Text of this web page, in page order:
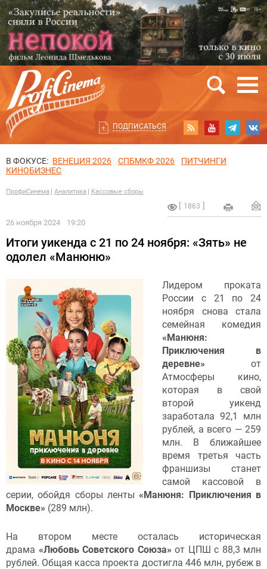
ПОДПИСАТЬСЯ
В ФОКУСЕ: ВЕНЕЦИЯ 2026 СПБМКФ 2026
ПИТЧИНГИ
КИНОБИЗНЕС
ПрофиСинема Аналитика Кассовые сборы
1863
26 ноября 2024 19:20
Итоги уикенда с 21 по 24 ноября: «Зять» не
одолел «Манюню»
Лидером проката
России с 21 по 24
ноября снова стала
семейная комедия
«Манюня:
Приключения в
деревне» от
Атмосферы кино,
которая в свой
второй уикенд
заработала 92,1 млн
рублей, а всего — 259
млн. В ближайшее
время третья часть
франшизы станет
самой кассовой в
серии, обойдя сборы ленты«Манюня: Приключения в
Москве» (289 млн).
На втором месте осталась историческая
драма «Любовь Советского Союза» от ЦПШ с 88,3 млн
рублей. Общая касса проекта достигла 446 млн, рубеж в